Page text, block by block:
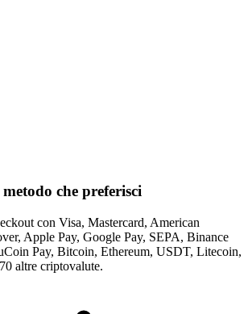
che preferisci
con Visa, Mastercard, American
Apple Pay, Google Pay, SEPA, Binance
Pay, Bitcoin, Ethereum, USDT, Litecoin,
altre criptovalute.